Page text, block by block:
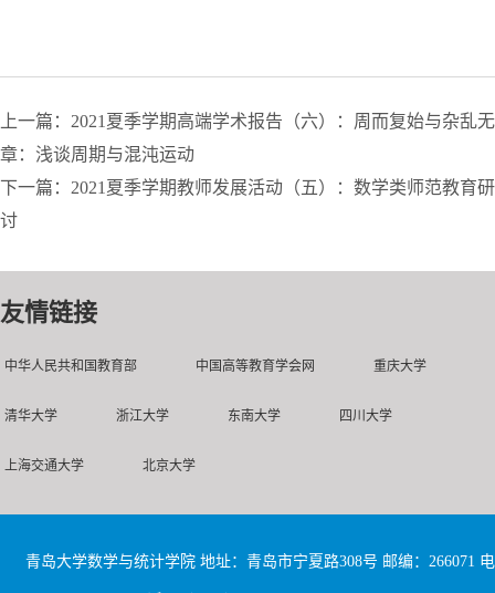
上一篇：2021夏季学期高端学术报告（六）：周而复始与杂乱无
章：浅谈周期与混沌运动
下一篇：2021夏季学期教师发展活动（五）：数学类师范教育研
讨
友情链接
中华人民共和国教育部 中国高等教育学会网 重庆大学
清华大学 浙江大学 东南大学 四川大学
上海交通大学 北京大学
青岛大学数学与统计学院 地址：青岛市宁夏路308号 邮编：266071 电